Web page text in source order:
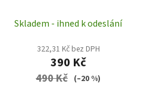
Skladem - ihned k odeslání
322,31 Kč bez DPH
390 Kč
490 Kč (–20 %)